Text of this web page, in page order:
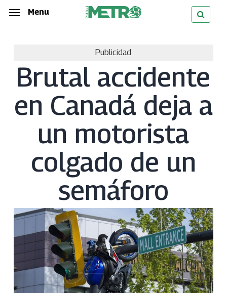
Skip
Menu
Publicidad
Brutal accidente
en Canadá deja a
un motorista
colgado de un
semáforo
Menu